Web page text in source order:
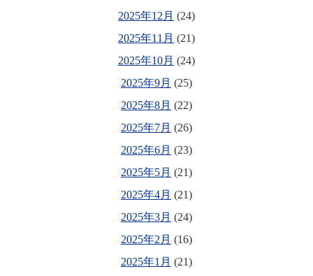
2025年12月 (24)
2025年11月 (21)
2025年10月 (24)
2025年9月 (25)
2025年8月 (22)
2025年7月 (26)
2025年6月 (23)
2025年5月 (21)
2025年4月 (21)
2025年3月 (24)
2025年2月 (16)
2025年1月 (21)